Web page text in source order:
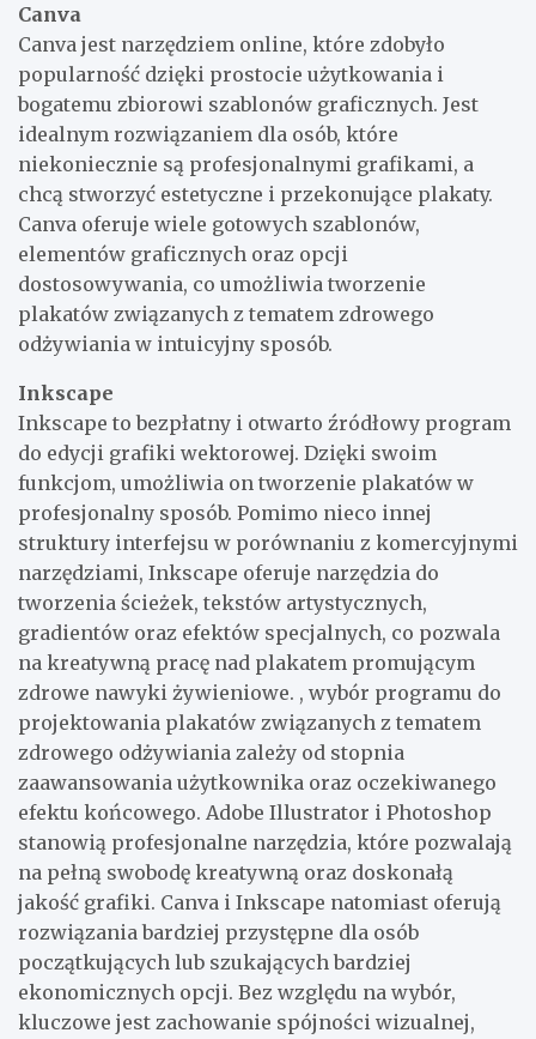
Canva
Canva jest narzędziem online, które zdobyło
popularność dzięki prostocie użytkowania i
bogatemu zbiorowi szablonów graficznych. Jest
idealnym rozwiązaniem dla osób, które
niekoniecznie są profesjonalnymi grafikami, a
chcą stworzyć estetyczne i przekonujące plakaty.
Canva oferuje wiele gotowych szablonów,
elementów graficznych oraz opcji
dostosowywania, co umożliwia tworzenie
plakatów związanych z tematem zdrowego
odżywiania w intuicyjny sposób.
Inkscape
Inkscape to bezpłatny i otwarto źródłowy program
do edycji grafiki wektorowej. Dzięki swoim
funkcjom, umożliwia on tworzenie plakatów w
profesjonalny sposób. Pomimo nieco innej
struktury interfejsu w porównaniu z komercyjnymi
narzędziami, Inkscape oferuje narzędzia do
tworzenia ścieżek, tekstów artystycznych,
gradientów oraz efektów specjalnych, co pozwala
na kreatywną pracę nad plakatem promującym
zdrowe nawyki żywieniowe. , wybór programu do
projektowania plakatów związanych z tematem
zdrowego odżywiania zależy od stopnia
zaawansowania użytkownika oraz oczekiwanego
efektu końcowego. Adobe Illustrator i Photoshop
stanowią profesjonalne narzędzia, które pozwalają
na pełną swobodę kreatywną oraz doskonałą
jakość grafiki. Canva i Inkscape natomiast oferują
rozwiązania bardziej przystępne dla osób
początkujących lub szukających bardziej
ekonomicznych opcji. Bez względu na wybór,
kluczowe jest zachowanie spójności wizualnej,